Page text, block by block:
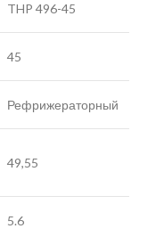
THP 496-45
45
Рефрижераторный
49,55
5.6